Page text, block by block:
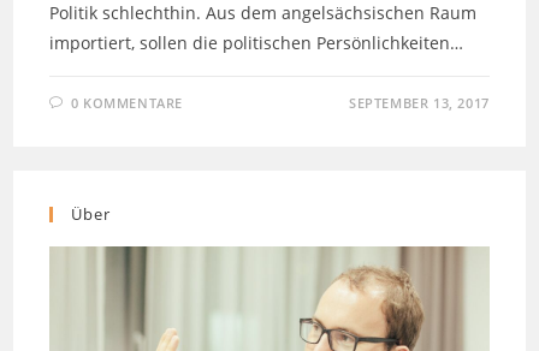
Politik schlechthin. Aus dem angelsächsischen Raum
importiert, sollen die politischen Persönlichkeiten…
0 KOMMENTARE SEPTEMBER 13, 2017
Über